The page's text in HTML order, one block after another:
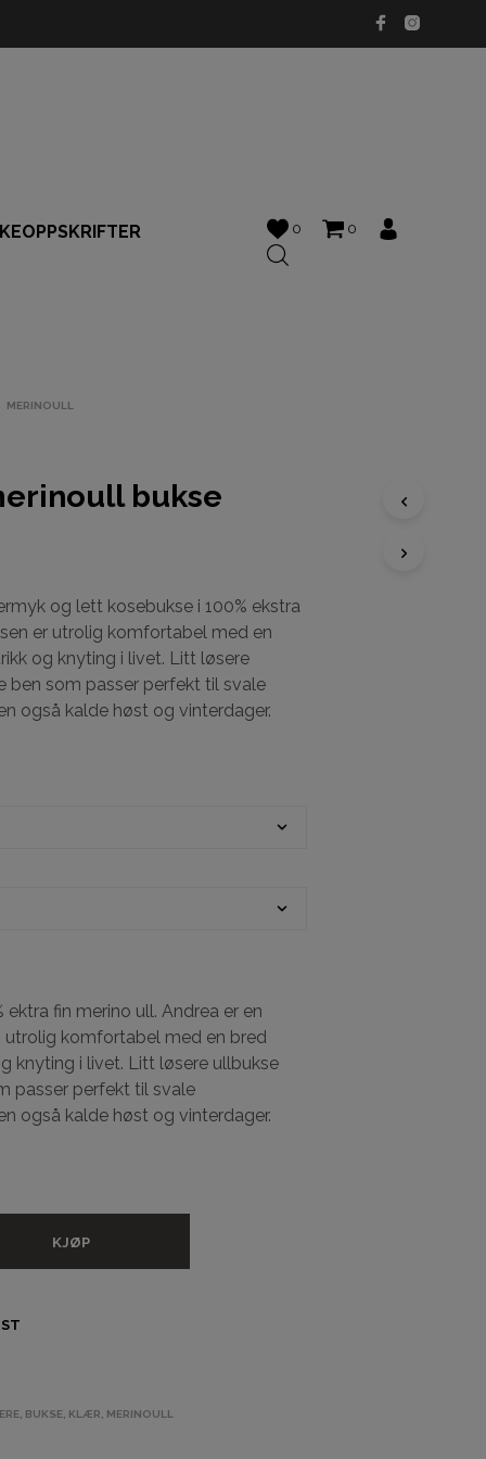
0 0
MERINOULL
bukse
og lett kosebukse i 100% ekstra
er utrolig komfortabel med en
og knyting i livet. Litt løsere
ben som passer perfekt til svale
også kalde høst og vinterdager.
ektra fin merino ull. Andrea er en
utrolig komfortabel med en bred
knyting i livet. Litt løsere ullbukse
passer perfekt til svale
også kalde høst og vinterdager.
KJØP
BUKSE KLÆR MERINOULL